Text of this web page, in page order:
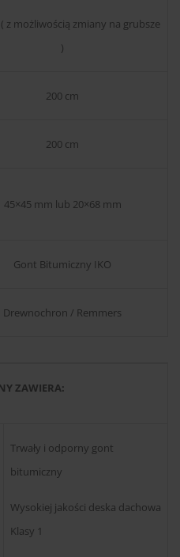
z możliwością zmiany na grubsze
)
200 cm
200 cm
45×45 mm lub 20×68 mm
Gont Bitumiczny IKO
Drewnochron / Remmers
ZAWIERA:
Trwały i odporny gont
bitumiczny
Wysokiej jakości deska dachowa
Klasy 1